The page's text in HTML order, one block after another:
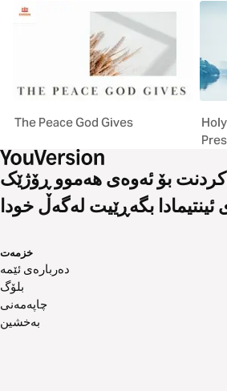
The Peace God Gives
بۆ ئەوەی هەموو ڕۆژێک
خزمەت
دەربارەی ئێمە
بلۆگ
چاپەمەنی
بەخشین